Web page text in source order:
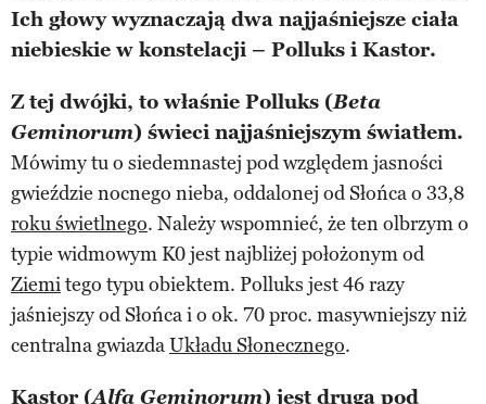
Ich głowy wyznaczają dwa najjaśniejsze ciała
niebieskie w konstelacji – Polluks i Kastor.
Z tej dwójki, to właśnie Polluks (Beta
Geminorum) świeci najjaśniejszym światłem.
Mówimy tu o siedemnastej pod względem jasności
gwieździe nocnego nieba, oddalonej od Słońca o 33,8
roku świetlnego. Należy wspomnieć, że ten olbrzym o
typie widmowym K0 jest najbliżej położonym od
Ziemitego typu obiektem. Polluks jest 46 razy
jaśniejszy od Słońca i o ok. 70 proc. masywniejszy niż
centralna gwiazdaUkładu Słonecznego.
Kastor (Alfa Geminorum) jest drugą pod